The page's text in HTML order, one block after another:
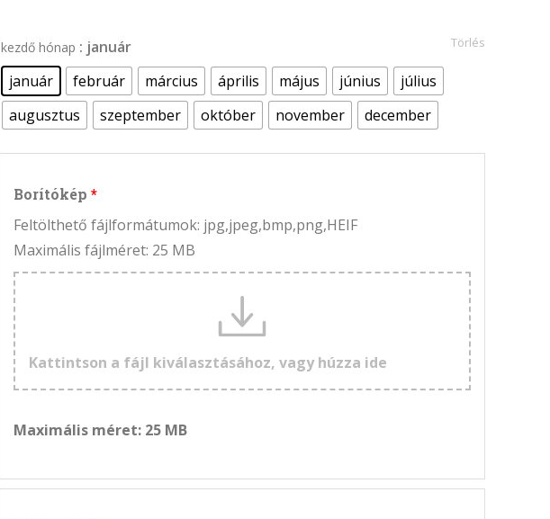
kezdő hónap : január
január
február március április május június
július
augusztus
szeptember október november december
Törlés
Borítókép
Feltölthető fájlformátumok: jpg,jpeg,bmp,png,HEIF
Maximális fájlméret: 25 MB
Kattintson a fájl kiválasztásához, vagy húzza ide
Maximális méret: 25 MB